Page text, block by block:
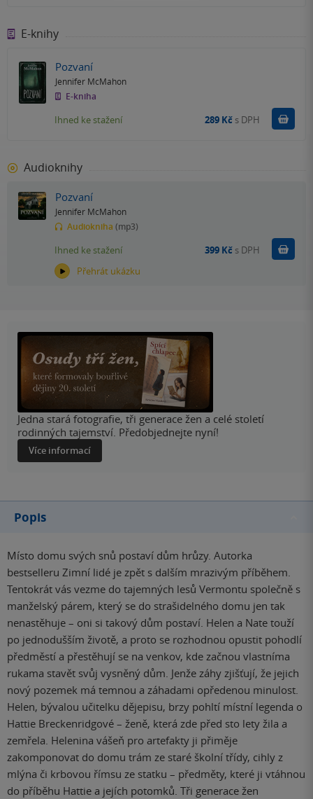
E-knihy
Pozvaní
Jennifer McMahon
E-kniha
Ihned ke stažení 289 Kč s DPH Koupit
Audioknihy
Pozvaní
Jennifer McMahon
Audiokniha (mp3)
Přehrát ukázku
Ihned ke stažení 399 Kč s DPH Koupit
Jedna stará fotografie, tři generace žen a celé století
rodinných tajemství. Předobjednejte nyní!
Více informací
Popis
Místo domu svých snů postaví dům hrůzy. Autorka
bestselleru Zimní lidé je zpět s dalším mrazivým příběhem.
Tentokrát vás vezme do tajemných lesů Vermontu společně s
manželský párem, který se do strašidelného domu jen tak
nenastěhuje – oni si takový dům postaví. Helen a Nate touží
po jednodušším životě, a proto se rozhodnou opustit pohodlí
předměstí a přestěhují se na venkov, kde začnou vlastníma
rukama stavět svůj vysněný dům. Jenže záhy zjišťují, že jejich
nový pozemek má temnou a záhadami opředenou minulost.
Helen, bývalou učitelku dějepisu, brzy pohltí místní legenda o
Hattie Breckenridgové – ženě, která zde před sto lety žila a
zemřela. Helenina vášeň pro artefakty ji přiměje
zakomponovat do domu trám ze staré školní třídy, cihly z
mlýna či krbovou římsu ze statku – předměty, které ji vtáhnou
do příběhu Hattie a jejích potomků. Tři generace žen